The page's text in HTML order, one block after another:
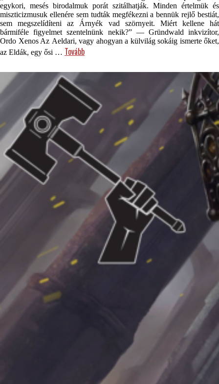
egykori, mesés birodalmuk porát szitálhatják. Minden értelmük és
miszticizmusuk ellenére sem tudták megfékezni a bennük rejlő bestiát,
sem megszelídíteni az Árnyék vad szörnyeit. Miért kellene hát
bármiféle figyelmet szentelnünk nekik?” — Gründwald inkvizítor,
Ordo Xenos Az Aeldari, vagy ahogyan a külvilág sokáig ismerte őket,
az Eldák, egy ősi … Tovább